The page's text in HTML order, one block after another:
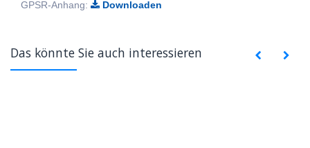
GPSR-Anhang:
Downloaden
Das könnte Sie auch interessieren